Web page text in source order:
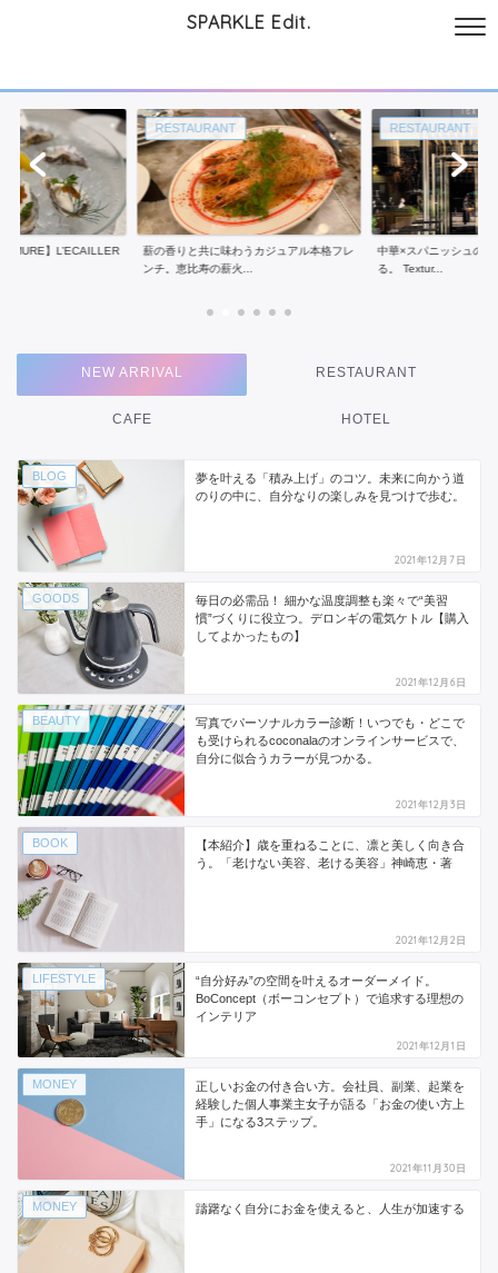
SPARKLE Edit.
】L’ECAILLER
RESTAURANT
薪の香りと共に味わうカジュアル本格フレ
ンチ。恵比寿の薪火...
RESTAURANT
中華×スパニッシュの
る。 Textur...
NEW ARRIVAL RESTAURANT
CAFE HOTEL
BLOG
夢を叶える「積み上げ」のコツ。未来に向かう道
のりの中に、自分なりの楽しみを見つけで歩む。
2021年12月7日
GOODS
毎日の必需品！ 細かな温度調整も楽々で“美習
慣”づくりに役立つ。デロンギの電気ケトル【購入
してよかったもの】
2021年12月6日
BEAUTY
写真でパーソナルカラー診断！いつでも・どこで
も受けられるcoconalaのオンラインサービスで、
自分に似合うカラーが見つかる。
2021年12月3日
BOOK
【本紹介】歳を重ねることに、凛と美しく向き合
う。「老けない美容、老ける美容」神崎恵・著
2021年12月2日
LIFESTYLE
“自分好み”の空間を叶えるオーダーメイド。
BoConcept（ボーコンセプト）で追求する理想の
インテリア
2021年12月1日
MONEY
正しいお金の付き合い方。会社員、副業、起業を
経験した個人事業主女子が語る「お金の使い方上
手」になる3ステップ。
2021年11月30日
MONEY 躊躇なく自分にお金を使えると、人生が加速する